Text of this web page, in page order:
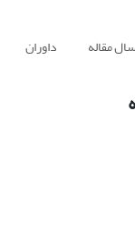
مقاله داوران